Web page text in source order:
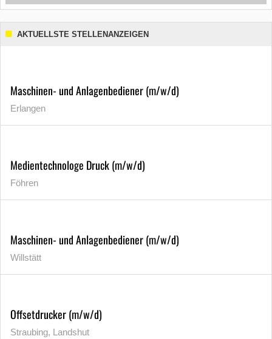
AKTUELLSTE STELLENANZEIGEN
Maschinen- und Anlagenbediener (m/w/d)
Erlangen
Medientechnologe Druck (m/w/d)
Föhren
Maschinen- und Anlagenbediener (m/w/d)
Willstätt
Offsetdrucker (m/w/d)
Straubing, Landshut